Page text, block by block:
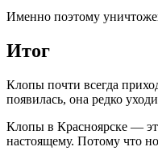
Именно поэтому
Итог
Клопы почти всегда
появилась, она редко
Клопы в Красноярске —
настоящему. Потому что